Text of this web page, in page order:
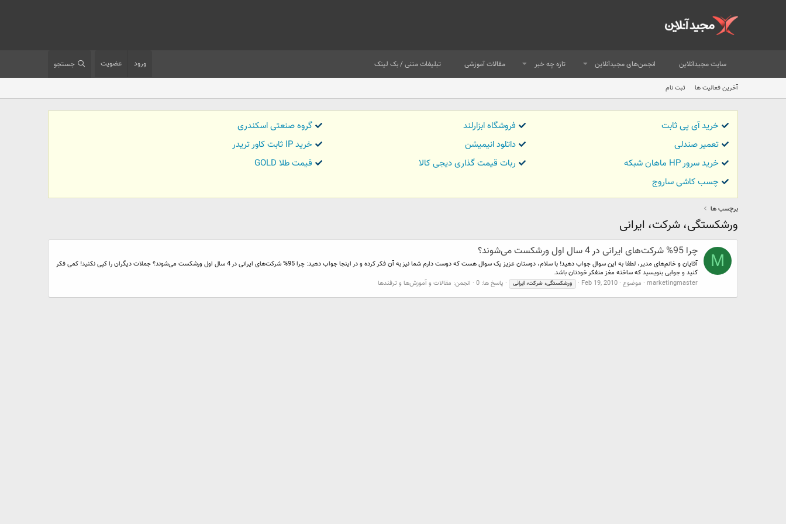
سایت مجیدآنلاین انجمن‌های مجیدآنلاین تازه چه خبر مقالات آموزشی تبلیغات متنی / بک لینک ورود عضویت جستجو
آخرین فعالیت ها ثبت نام
خرید آی پی ثابت فروشگاه ابزارلند
گروه صنعتی اسکندری
تعمیر صندلی
داتلود انیمیشن
خرید IP ثابت کاور تریدر
خرید سرور HP ماهان شبکه
ربات قیمت گذاری دیجی کالا
قیمت طلا GOLD
چسب کاشی ساروج
برچسب ها
ورشکستگی، شرکت‌، ايرانی
M
چرا 95% شرکت‌های ايرانی در 4 سال اول ورشکست می‌شوند؟
آقايان و خانم‌های مدير، لطفا به اين سوال جواب دهيد! با سلام، دوستان عزيز يک سوال هست که دوست دارم شما نيز به آن فکر کرده و در اينجا جواب دهيد: چرا 95% شرکت‌های ايرانی در 4 سال اول ورشکست می‌شوند؟ جملات ديگران را کپی نکنيد! کمی فکر
کنيد و جوابی بنويسيد که ساخته مغز متفکر خودتان باشد.
marketingmaster موضوع Feb 19, 2010 ورشکستگی، شرکت‌، ايرانی پاسخ ها: 0 انجمن: مقالات و آموزش‌ها و ترفندها